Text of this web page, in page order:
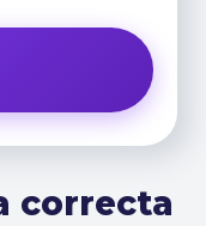
correcta